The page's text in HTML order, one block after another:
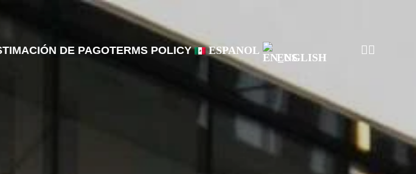
DE PAGOTERMS POLICY ESPANOL
ENGLISH